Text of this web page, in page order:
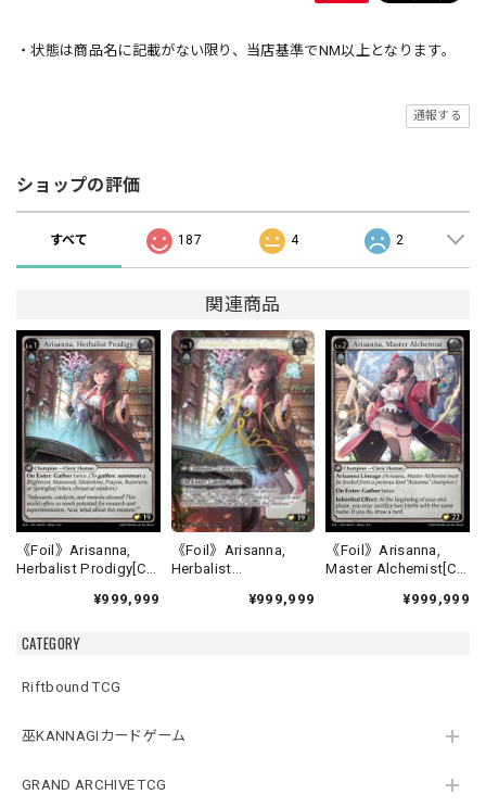
CATEGORY
Riftbound TCG
巫KANNAGIカードゲーム
GRAND ARCHIVE TCG
・状態は商品名に記載がない限り、当店基準でNM以上となります。
通報する
ショップの評価
すべて 187 4 2
関連商品
《Foil》Arisanna,
Herbalist Prodigy[C]
¥999,999
《Foil》Arisanna,
Herbalist
¥999,999
《Foil》Arisanna,
Master Alchemist[C]
¥999,999